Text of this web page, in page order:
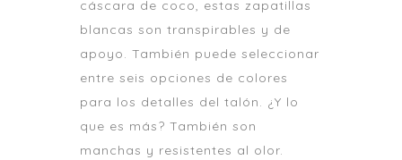
cáscara de coco, estas zapatillas
blancas son transpirables y de
apoyo. También puede seleccionar
entre seis opciones de colores
para los detalles del talón. ¿Y lo
que es más? También son
manchas y resistentes al olor.